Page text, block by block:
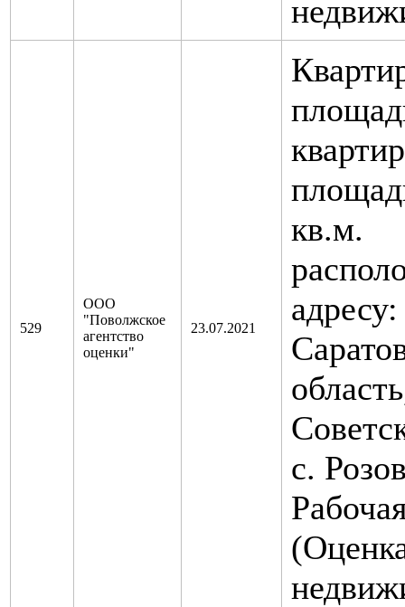
529
ООО
"Поволжское
агентство
оценки"
23.07.2021
кв.м.
адресу:
с.